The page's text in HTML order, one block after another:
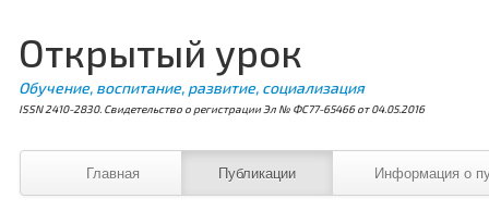
Открытый урок
Обучение, воспитание, развитие, социализация
ISSN 2410-2830. Свидетельство о регистрации Эл № ФС77-65466 от 04.05.2016
Главная Публикации Информация о